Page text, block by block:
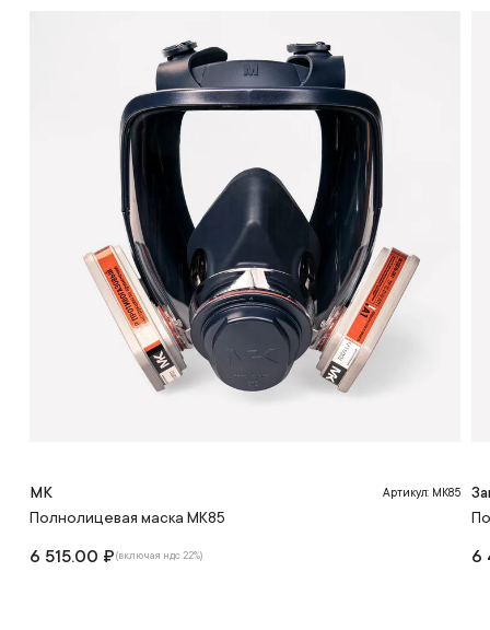
МК Артикул: МК85
Полнолицевая маска МК85
6 515.00 ₽(включая ндс 22%) 6